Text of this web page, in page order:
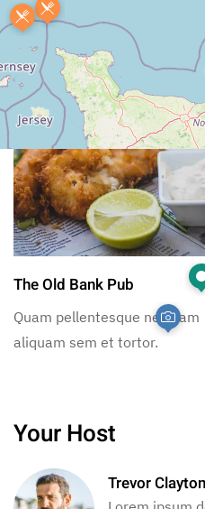
Leaflet
|©OpenStreetMap
The Old Bank Pub
Quam pellentesque nec nam
aliquam sem et tortor.
Your Host
Trevor Clayton